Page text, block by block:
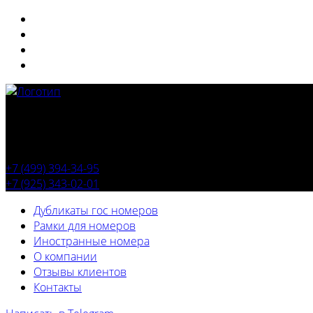
+7 (499) 394-34-95
+7 (925) 343-02-01
Дубликаты гос номеров
Рамки для номеров
Иностранные номера
О компании
Отзывы клиентов
Контакты